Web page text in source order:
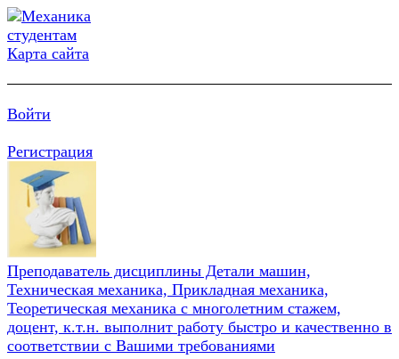
Карта сайта
Войти
Регистрация
Преподаватель дисциплины Детали машин,
Техническая механика, Прикладная механика,
Теоретическая механика с многолетним стажем,
доцент, к.т.н. выполнит работу быстро и качественно в
соответствии с Вашими требованиями